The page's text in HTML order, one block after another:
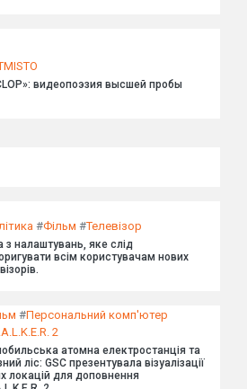
видеопоэзия высшей пробы
#Фільм #Телевізор
з налаштувань, яке слід
всім користувачам нових
#Персональний комп'ютер
2
атомна електростанція та
ліс: GSC презентувала візуалізації
локацій для доповнення